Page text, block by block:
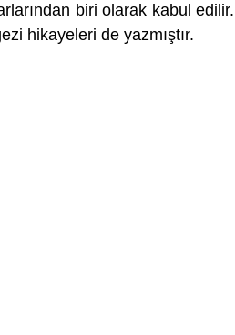
biri olarak kabul edilir.
hikayeleri de yazmıştır.